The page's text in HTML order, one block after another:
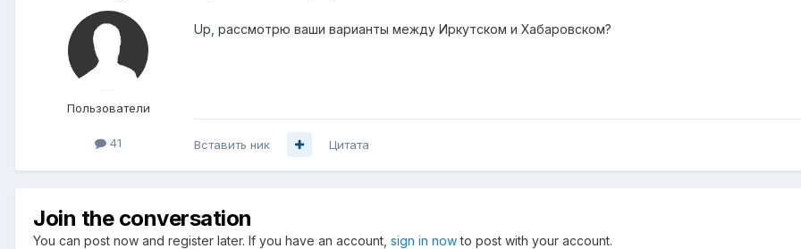
Пользователи
41
Up, рассмотрю ваши варианты между Иркутском и Хабаровском?
Вставить ник Цитата
Join the conversation
You can post now and register later. If you have an account, sign in nowto post with your account.